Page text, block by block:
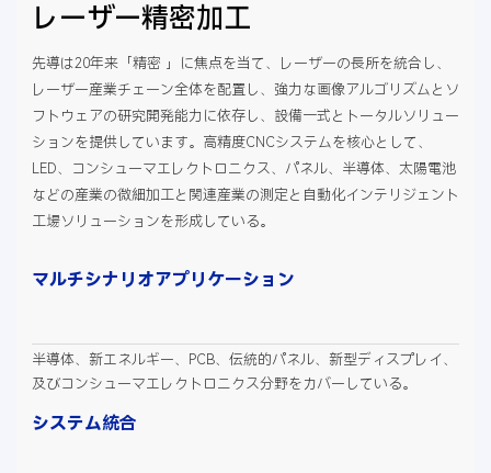
レーザー精密加工
先導は20年来「精密 」に焦点を当て、レーザーの長所を統合し、
レーザー産業チェーン全体を配置し、強力な画像アルゴリズムとソ
フトウェアの研究開発能力に依存し、設備一式とトータルソリュー
ションを提供しています。高精度CNCシステムを核心として、
LED、コンシューマエレクトロニクス、パネル、半導体、太陽電池
などの産業の微細加工と関連産業の測定と自動化インテリジェント
工場ソリューションを形成している。
マルチシナリオアプリケーション
半導体、新エネルギー、PCB、伝統的パネル、新型ディスプレイ、
及びコンシューマエレクトロニクス分野をカバーしている。
システム統合